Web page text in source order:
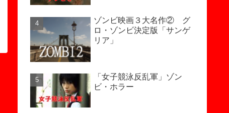
ゾンビ映画３大名作② グ
ロ・ゾンビ決定版「サンゲ
リア」
「女子競泳反乱軍」ゾン
ビ・ホラー